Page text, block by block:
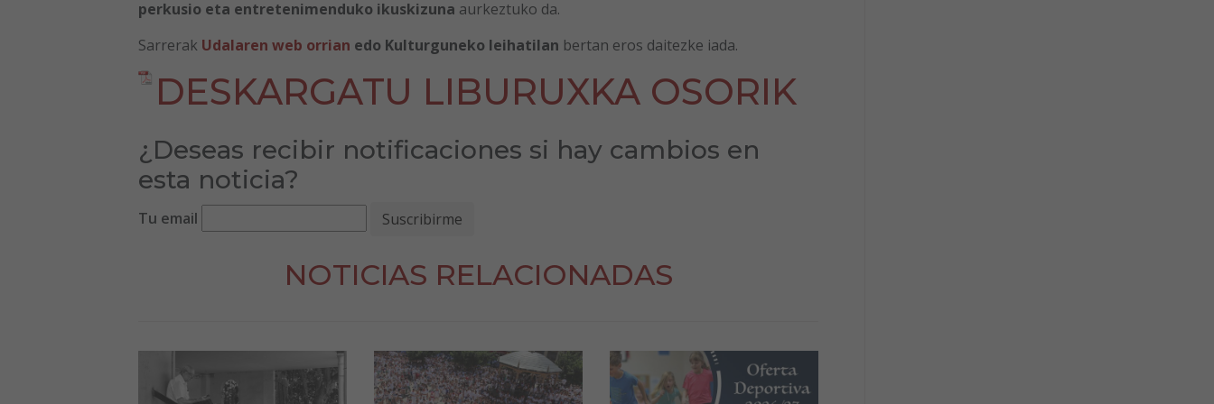
perkusio eta entretenimenduko ikuskizuna aurkeztuko da.
Sarrerak Udalaren web orrian edo Kulturguneko leihatilan bertan eros daitezke iada.
DESKARGATU LIBURUXKA OSORIK
¿Deseas recibir notificaciones si hay cambios en
esta noticia?
Tu email
NOTICIAS RELACIONADAS